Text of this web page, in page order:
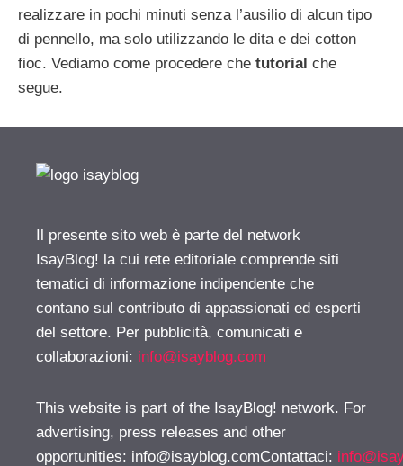
realizzare in pochi minuti senza l’ausilio di alcun tipo
di pennello, ma solo utilizzando le dita e dei cotton
fioc. Vediamo come procedere che tutorial che
segue.
Il presente sito web è parte del network
IsayBlog! la cui rete editoriale comprende siti
tematici di informazione indipendente che
contano sul contributo di appassionati ed esperti
del settore. Per pubblicità, comunicati e
collaborazioni: info@isayblog.com
This website is part of the IsayBlog! network. For
advertising, press releases and other
opportunities: info@isayblog.comContattaci: